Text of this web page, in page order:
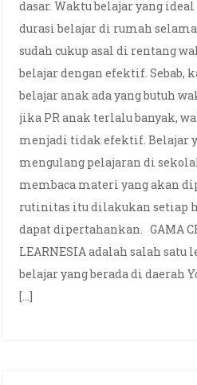
dasar. Waktu belajar yang
durasi belajar di rumah
sudah cukup asal di rentang
belajar dengan efektif. Sebab,
belajar anak ada yang butuh
jika PR anak terlalu banyak,
menjadi tidak efektif. Belajar
mengulang pelajaran di
membaca materi yang akan
rutinitas itu dilakukan setiap
dapat dipertahankan. GAMA
LEARNESIA adalah salah satu
belajar yang berada di daerah
[…]